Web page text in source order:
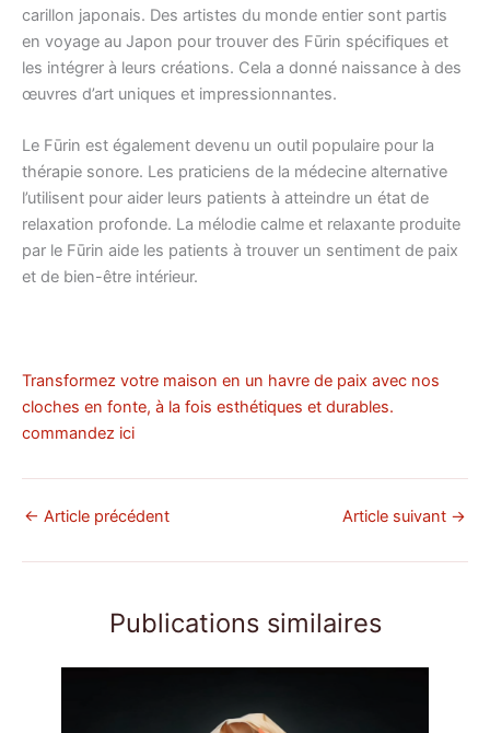
carillon japonais. Des artistes du monde entier sont partis
en voyage au Japon pour trouver des Fūrin spécifiques et
les intégrer à leurs créations. Cela a donné naissance à des
œuvres d’art uniques et impressionnantes.
Le Fūrin est également devenu un outil populaire pour la
thérapie sonore. Les praticiens de la médecine alternative
l’utilisent pour aider leurs patients à atteindre un état de
relaxation profonde. La mélodie calme et relaxante produite
par le Fūrin aide les patients à trouver un sentiment de paix
et de bien-être intérieur.
Transformez votre maison en un havre de paix avec nos
cloches en fonte, à la fois esthétiques et durables.
commandez ici
← Article précédent Article suivant →
Publications similaires